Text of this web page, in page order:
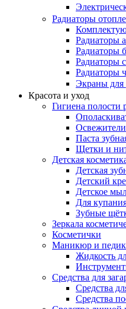
Радиаторы
Радиаторы
Радиаторы
Радиаторы
Радиаторы
Экраны для
Красота и уход
Гигиена полости
Паста
Щетки и
Детская
Детская
Детский
Детское
Для
Зубные
Зеркала
Косметички
Маникюр и
Жидкость
Средства для
Средства
Средства